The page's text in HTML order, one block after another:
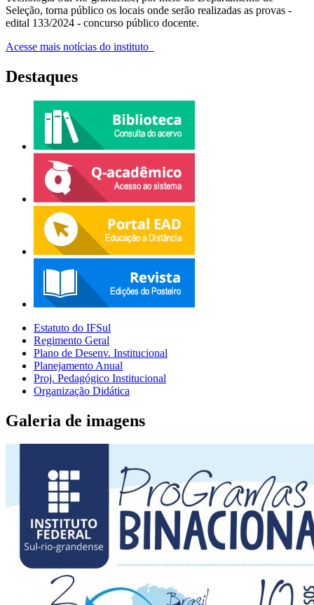
Seleção, torna público os locais onde serão realizadas as provas -
edital 133/2024 - concurso público docente.
Acesse mais notícias do instituto
Destaques
Estatuto do IFSul
Regimento Geral
Plano de Desenv. Institucional
Planejamento Anual
Proj. Pedagógico Institucional
Organização Didática
Galeria de imagens